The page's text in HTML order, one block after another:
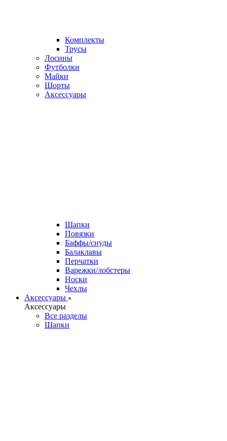
Комплекты
Трусы
Лосины
Футболки
Майки
Шорты
Аксессуары
Шапки
Повязки
Баффы/снуды
Балаклавы
Перчатки
Варежки/лобстеры
Носки
Чехлы
Аксессуары
Аксессуары
Все разделы
Шапки